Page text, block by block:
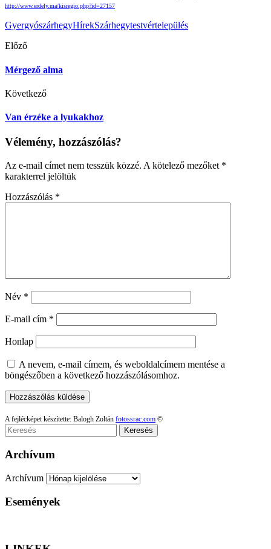
http://www.erdely.ma/kisregio.php?id=27157
GyergyószárhegyHírekSzárhegytestvértelepülés
Előző
Mérgező alma
Következő
Van érzéke a lyukakhoz
Vélemény, hozzászólás?
Az e-mail címet nem tesszük közzé. A kötelező mezőket *
karakterrel jelöltük
Hozzászólás *
Név *
E-mail cím *
Honlap
A nevem, e-mail címem, és weboldalcímem mentése a
böngészőben a következő hozzászólásomhoz.
A fejlécképet készítette: Balogh Zoltán fotossrac.com ©
Keresés
Archívum
Archívum
Események